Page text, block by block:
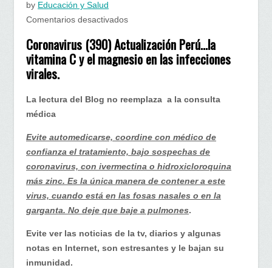
by Educación y Salud
Comentarios desactivadosen
(390)
Actualización
vitamina
y
el
magnesio
en
las
enfermedades
Coronavirus (390) Actualización Perú…la
vitamina C y el magnesio en las infecciones
virales.
La lectura del Blog no reemplaza a la consulta
médica
Evite automedicarse, coordine con médico de
confianza el tratamiento, bajo sospechas de
coronavirus, con ivermectina o hidroxicloroquina
más zinc. Es la única manera de contener a este
virus, cuando está en las fosas nasales o en la
garganta. No deje que baje a pulmones.
Evite ver las noticias de la tv, diarios y algunas
notas en Internet, son estresantes y le bajan su
inmunidad.